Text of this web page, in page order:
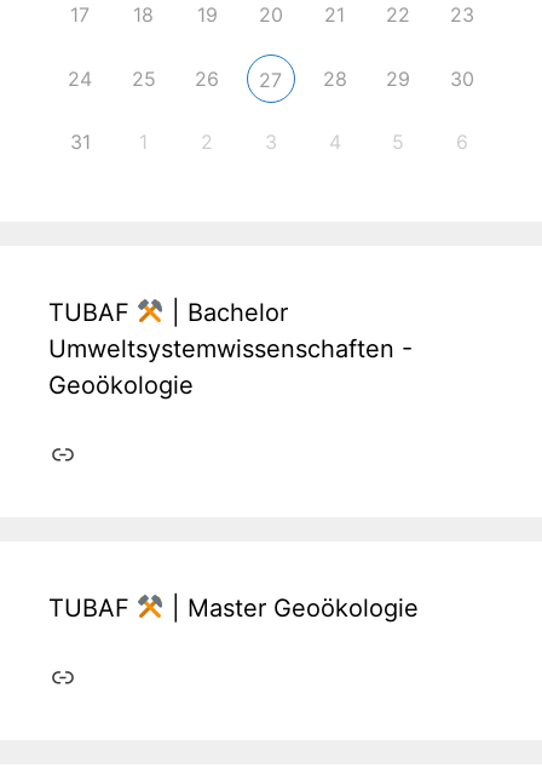
17 18 19 20 21 22 23
24 25 26 27 28 29 30
31 1 2 3 4 5 6
TUBAF
| Bachelor
Umweltsystemwissenschaften -
Geoökologie
Link
TUBAF | Master Geoökologie
Link